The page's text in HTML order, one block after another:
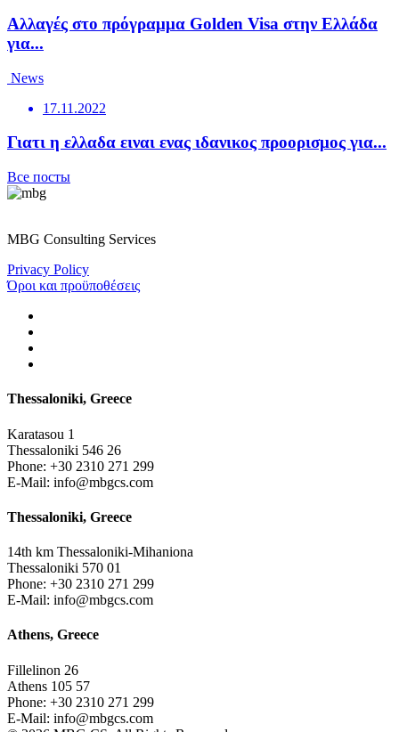
Αλλαγές στο πρόγραμμα Golden Visa στην Ελλάδα
για...
News
17.11.2022
Γιατι η ελλαδα ειναι ενας ιδανικος προορισμος για...
Все посты
MBG Consulting Services
Privacy Policy
Όροι και προϋποθέσεις
Thessaloniki, Greece
Karatasou 1
Thessaloniki 546 26
Phone: +30 2310 271 299
E-Mail: info@mbgcs.com
Thessaloniki, Greece
14th km Thessaloniki-Mihaniona
Thessaloniki 570 01
Phone: +30 2310 271 299
E-Mail: info@mbgcs.com
Athens, Greece
Fillelinon 26
Athens 105 57
Phone: +30 2310 271 299
E-Mail: info@mbgcs.com